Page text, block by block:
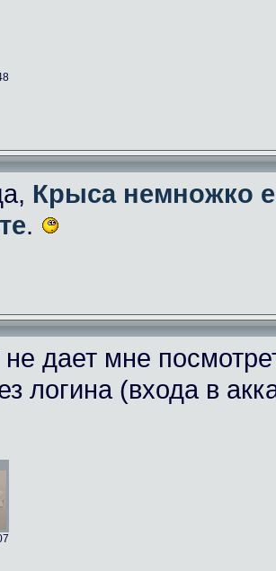
Крыса немножко
.
не дает мне
логина (входа в